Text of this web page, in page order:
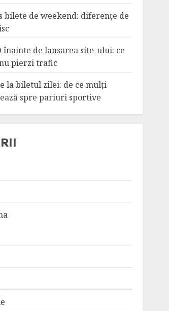
bilete de weekend: diferențe de
înainte de lansarea site-ului: ce
pierzi trafic
la biletul zilei: de ce mulți
spre pariuri sportive